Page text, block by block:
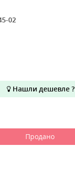
02
Нашли дешевле ?
Продано